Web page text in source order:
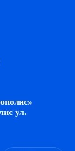
ул.